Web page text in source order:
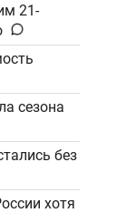
21-
сезона
без
хотя